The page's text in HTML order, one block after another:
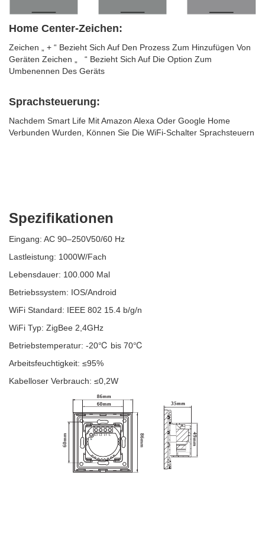
Home Center-Zeichen:
Zeichen „ + “ Bezieht Sich Auf Den Prozess Zum Hinzufügen Von
Geräten Zeichen „ “ Bezieht Sich Auf Die Option Zum
Umbenennen Des Geräts
Sprachsteuerung:
Nachdem Smart Life Mit Amazon Alexa Oder Google Home
Verbunden Wurden, Können Sie Die WiFi-Schalter Sprachsteuern
Spezifikationen
Eingang: AC 90–250V50/60 Hz
Lastleistung: 1000W/Fach
Lebensdauer: 100.000 Mal
Betriebssystem: IOS/Android
WiFi Standard: IEEE 802 15.4 b/g/n
WiFi Typ: ZigBee 2,4GHz
Betriebstemperatur: -20℃ bis 70℃
Arbeitsfeuchtigkeit: ≤95%
Kabelloser Verbrauch: ≤0,2W